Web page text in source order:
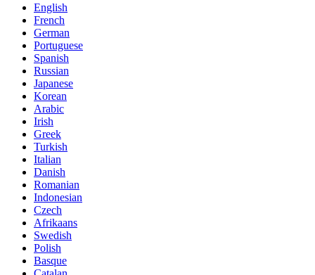
English
French
German
Portuguese
Spanish
Russian
Japanese
Korean
Arabic
Irish
Greek
Turkish
Italian
Danish
Romanian
Indonesian
Czech
Afrikaans
Swedish
Polish
Basque